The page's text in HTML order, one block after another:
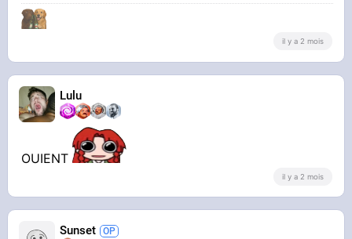
il y a 2 mois
Lulu
OUIENT
il y a 2 mois
Sunset